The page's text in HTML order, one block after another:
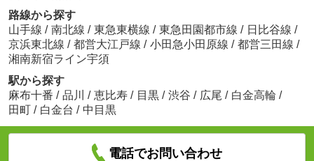
路線から探す
山手線 / 南北線 / 東急東横線 / 東急田園都市線 / 日比谷線 /
京浜東北線 / 都営大江戸線 / 小田急小田原線 / 都営三田線 /
湘南新宿ライン宇須
駅から探す
麻布十番 / 品川 / 恵比寿 / 目黒 / 渋谷 / 広尾 / 白金高輪 /
田町 / 白金台 / 中目黒
電話でお問い合わせ